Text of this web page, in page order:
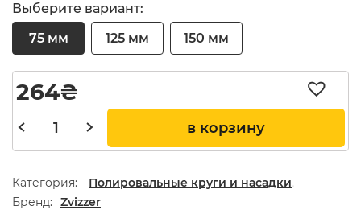
Выберите вариант:
75 мм
125 мм 150 мм
264₴
в корзину
Категория: Полировальные круги и насадки.
Бренд
Zvizzer